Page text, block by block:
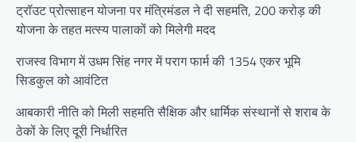
ट्रॉउट प्रोत्साहन योजना पर मंत्रिमंडल ने दी सहमति, 200 करोड़ की
योजना के तहत मत्स्य पालाकों को मिलेगी मदद
राजस्व विभाग में उधम सिंह नगर में पराग फार्म की 1354 एकर भूमि
सिडकुल को आवंटित
आबकारी नीति को मिली सहमति सैक्षिक और धार्मिक संस्थानों से शराब के
ठेकों के लिए दूरी निर्धारित